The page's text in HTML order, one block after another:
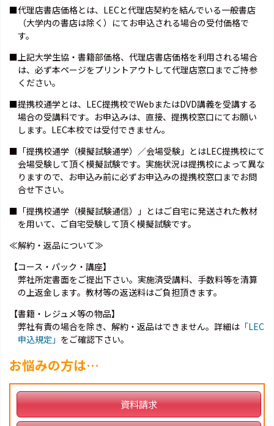
■代理店書店価格とは、LECと代理店契約を結んでいる一般書店
（大学内の書店は除く）にてお申込される場合の受付価格で
す。
■上記大学生協・書籍部価格、代理店書店価格を利用される場合
は、必ず本ページをプリントアウトして代理店窓口までご持参
ください。
■提携校通学とは、LEC提携校でWebまたはDVD講義を受講する
場合の受講料です。お申込みは、直接、提携校窓口にてお願い
します。LEC本校では受付できません。
■「提携校通学（模擬試験通学）／会場受験」とはLEC提携校にて
会場受験して頂く模擬試験です。実施状況は提携校によって異な
りますので、お申込み前に必ずお申込みの提携校窓口までお問
合せ下さい。
■「提携校通学（模擬試験通信）」とはご自宅に発送された教材
を用いて、ご自宅受験して頂く模擬試験です。
≪解約・返品について≫
【コース・パック・講座】
弊社所定書面をご提出下さい。実施済受講料、手数料等を清算
の上返金します。教材等の返送料はご負担頂きます。
【書籍・レジュメ等の物品】
弊社有責の場合を除き、解約・返品はできません。詳細は 「LEC
申込規定」 をご確認下さい。
お悩みの方は…
資料請求